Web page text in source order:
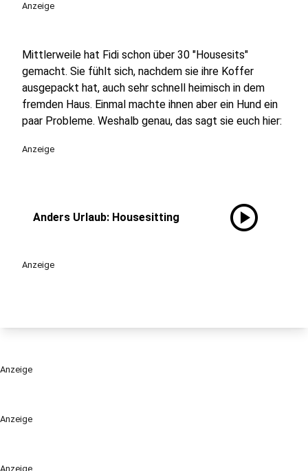
Anzeige
Anzeige
Anzeige
Mittlerweile hat Fidi schon über 30 "Housesits"
gemacht. Sie fühlt sich, nachdem sie ihre Koffer
ausgepackt hat, auch sehr schnell heimisch in dem
fremden Haus. Einmal machte ihnen aber ein Hund ein
paar Probleme. Weshalb genau, das sagt sie euch hier:
Anzeige
Anders Urlaub: Housesitting play_circle
Anzeige
Anzeige